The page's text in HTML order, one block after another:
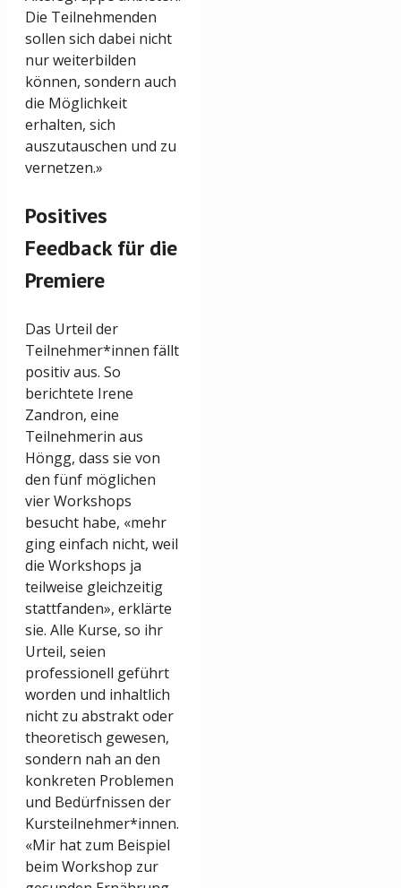
Die Teilnehmenden
sollen sich dabei nicht
nur weiterbilden
können, sondern auch
die Möglichkeit
erhalten, sich
auszutauschen und zu
vernetzen.»
Positives
Feedback für die
Premiere
Das Urteil der
Teilnehmer*innen fällt
positiv aus. So
berichtete Irene
Zandron, eine
Teilnehmerin aus
Höngg, dass sie von
den fünf möglichen
vier Workshops
besucht habe, «mehr
ging einfach nicht, weil
die Workshops ja
teilweise gleichzeitig
stattfanden», erklärte
sie. Alle Kurse, so ihr
Urteil, seien
professionell geführt
worden und inhaltlich
nicht zu abstrakt oder
theoretisch gewesen,
sondern nah an den
konkreten Problemen
und Bedürfnissen der
Kursteilnehmer*innen.
«Mir hat zum Beispiel
beim Workshop zur